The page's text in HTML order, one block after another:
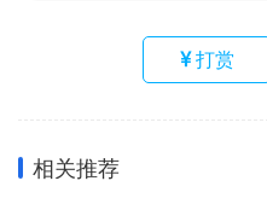
打赏
相关推荐